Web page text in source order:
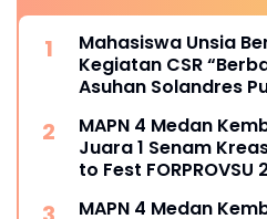
Mahasiswa Unsia
Kegiatan CSR
Asuhan Solandres
MAPN 4 Medan
Juara 1 Senam Kreasi Umum IOSKI Road
to Fest FORPROVSU
MAPN 4 Medan